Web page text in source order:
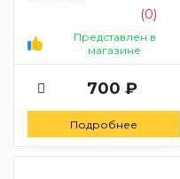
(0)
Представлен в
магазине
700 ₽
Подробнее